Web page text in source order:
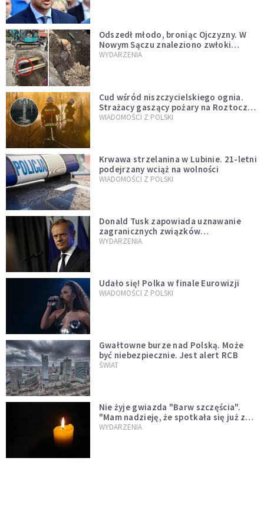
Odszedł młodo, broniąc Ojczyzny. W
Nowym Sączu znaleziono zwłoki
mężczyzny z czasów potopu
WYDARZENIA
Cud wśród niszczycielskiego ognia.
Strażacy gaszący pożary na Roztoczu
opublikowali niezwykłe zdjęcie
WIADOMOŚCI Z POLSKI
Krwawa strzelanina w Lubinie. 21-letni
podejrzany wciąż na wolności
WIADOMOŚCI Z POLSKI
Donald Tusk zapowiada uznawanie
zagranicznych związków
jednopłciowych. "Państwo oblało ten
WYDARZENIA
Udało się! Polka w finale Eurowizji
WIADOMOŚCI Z POLSKI
Gwałtowne burze nad Polską. Może
być niebezpiecznie. Jest alert RCB
ŚWIAT
Nie żyje gwiazda "Barw szczęścia".
"Mam nadzieję, że spotkała się już z
Bogiem, którego tak bardzo kochała"
WYDARZENIA